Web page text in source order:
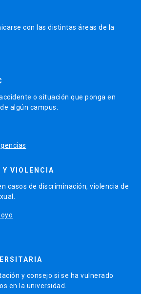
con las distintas áreas de la
o situación que ponga en
algún campus.
Y VIOLENCIA
casos de discriminación, violencia de
y consejo si se ha vulnerado
en la universidad.